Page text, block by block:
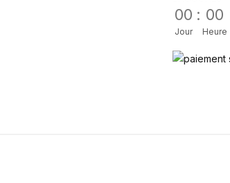
00
Jour
: 00
Heure